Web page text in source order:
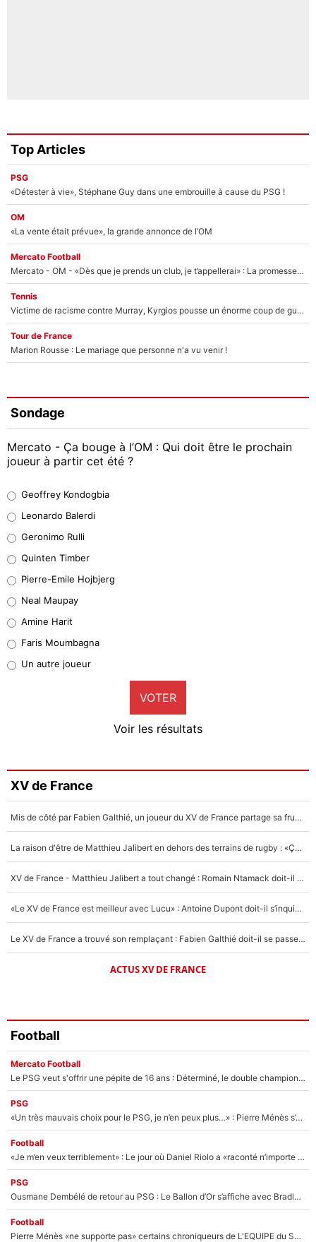
Top Articles
PSG
«Détester à vie», Stéphane Guy dans une embrouille à cause du PSG !
OM
«La vente était prévue», la grande annonce de l’OM
Mercato Football
Mercato - OM - «Dès que je prends un club, je t’appellerai» : La promesse de Marcelino au moment de claquer la porte
Tennis
Victime de racisme contre Murray, Kyrgios pousse un énorme coup de gueule !
Tour de France
Marion Rousse : Le mariage que personne n'a vu venir !
Sondage
Mercato - Ça bouge à l’OM : Qui doit être le prochain
joueur à partir cet été ?
38%
32%
5%
1%
9%
Faris Moumbagna
4%
Un autre joueur
5%
Geoffrey Kondogbia
Leonardo Balerdi
Geronimo Rulli
Quinten Timber
Pierre-Emile Hojbjerg
Neal Maupay
Amine Harit
Faris Moumbagna
Un autre joueur
VOTER
Voir les résultats
XV de France
Mis de côté par Fabien Galthié, un joueur du XV de France partage sa frustration : «ils ne me l’ont pas dit tout de suite»
La raison d'être de Matthieu Jalibert en dehors des terrains de rugby : «Ça m'atteint autant que si tu touches à un membre de ma famille»
XV de France - Matthieu Jalibert a tout changé : Romain Ntamack doit-il s’inquiéter pour sa place à un an de la Coupe du monde ?
«Le XV de France est meilleur avec Lucu» : Antoine Dupont doit-il s’inquiéter pour sa place ?
Le XV de France a trouvé son remplaçant : Fabien Galthié doit-il se passer d'Antoine Dupont ?
ACTUS XV DE FRANCE
Football
Mercato Football
Le PSG veut s'offrir une pépite de 16 ans : Déterminé, le double champion d'Europe en titre est prêt à lâcher 40M€ pour celui que l'on compare déjà à Vinicius Jr !
PSG
«Un très mauvais choix pour le PSG, je n’en peux plus…» : Pierre Ménès s’est complètement trompé avec Luis Enrique et ces déclarations le prouvent !
Football
«Je m’en veux terriblement» : Le jour où Daniel Riolo a «raconté n’importe quoi» dans l'After Foot !
PSG
Ousmane Dembélé de retour au PSG : Le Ballon d’Or s’affiche avec Bradley Barcola en plein cœur du feuilleton sur son départ !
Football
Pierre Ménès «ne supporte pas» certains chroniqueurs de L'EQUIPE du Soir : Ils vont tous partir !